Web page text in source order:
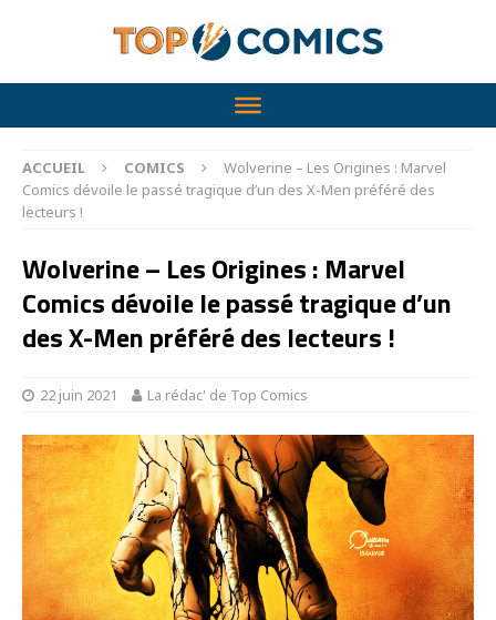
ACCUEIL COMICS
Wolverine – Les Origines : Marvel
Comics dévoile le passé tragique d’un des X-Men préféré des
lecteurs !
Wolverine – Les Origines : Marvel
Comics dévoile le passé tragique d’un
des X-Men préféré des lecteurs !
22 juin 2021 La rédac' de Top Comics